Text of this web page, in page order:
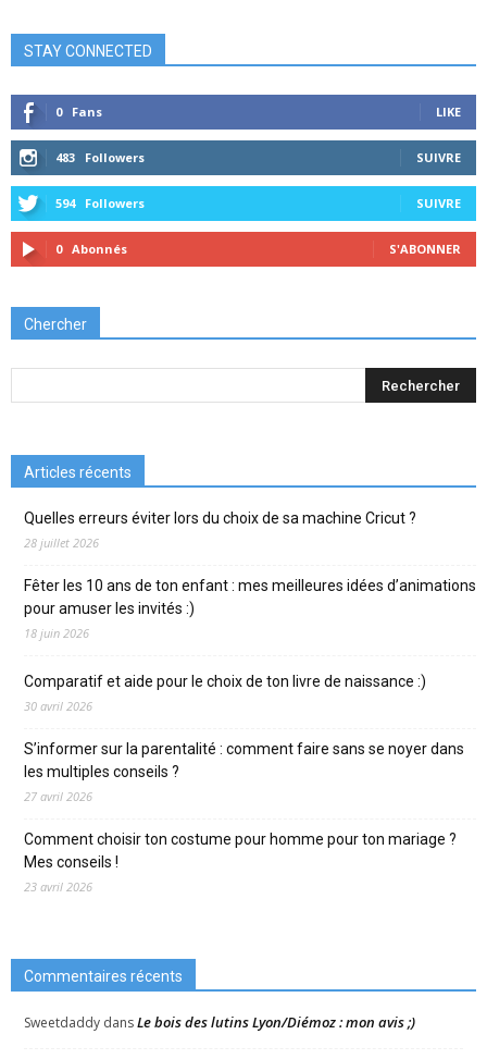
STAY CONNECTED
0 Fans LIKE
483 Followers SUIVRE
594 Followers SUIVRE
0 Abonnés S'ABONNER
Chercher
Articles récents
Quelles erreurs éviter lors du choix de sa machine Cricut ?
28 juillet 2026
Fêter les 10 ans de ton enfant : mes meilleures idées d’animations
pour amuser les invités :)
18 juin 2026
Comparatif et aide pour le choix de ton livre de naissance :)
30 avril 2026
S’informer sur la parentalité : comment faire sans se noyer dans
les multiples conseils ?
27 avril 2026
Comment choisir ton costume pour homme pour ton mariage ?
Mes conseils !
23 avril 2026
Commentaires récents
Sweetdaddy dansLe bois des lutins Lyon/Diémoz : mon avis ;)